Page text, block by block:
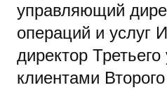
управляющий
операций и услуг
директор
клиентами